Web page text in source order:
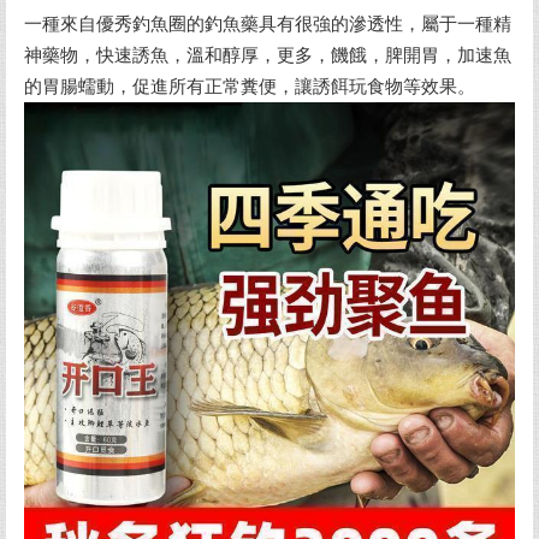
一種來自優秀釣魚圈的釣魚藥具有很強的滲透性，屬于一種精
神藥物，快速誘魚，溫和醇厚，更多，饑餓，脾開胃，加速魚
的胃腸蠕動，促進所有正常糞便，讓誘餌玩食物等效果。